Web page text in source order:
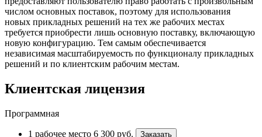
числом основных поставок, поэтому для использования
новых прикладных решений на тех же рабочих местах
требуется приобрести лишь основную поставку, включающую
новую конфигурацию. Тем самым обеспечивается
независимая масштабируемость по функционалу прикладных
решений и по клиентским рабочим местам.
Клиентская лицензия
Программная
1 рабочее место 6 300 руб. Заказать